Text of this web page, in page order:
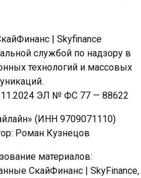
| Skyfinance
службой по надзору в
технологий и массовых
ЭЛ № ФС 77 — 88622
(ИНН 9709071110)
Роман Кузнецов
материалов:
СкайФинанс | SkyFinance,